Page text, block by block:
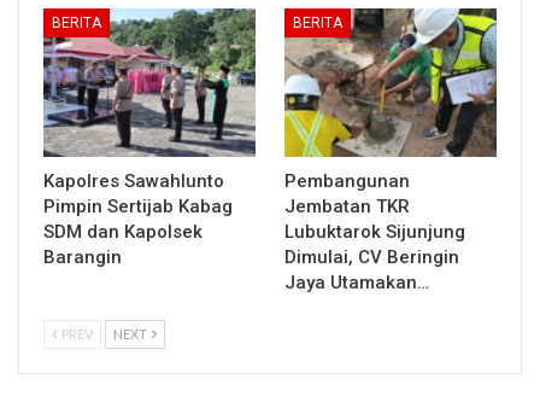
BERITA
Kapolres Sawahlunto
Pimpin Sertijab Kabag
SDM dan Kapolsek
Barangin
BERITA
Pembangunan
Jembatan TKR
Lubuktarok Sijunjung
Dimulai, CV Beringin
Jaya Utamakan…
PREV NEXT